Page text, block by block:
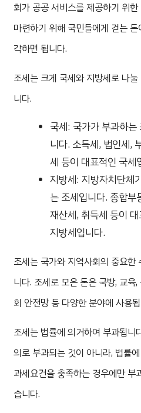
회가 공공 서비스를 제공하기 위한
마련하기 위해 국민들에게 걷는 돈
각하면 됩니다.
조세는 크게 국세와 지방세로 나
니다.
국세: 국가가 부과하는
니다. 소득세, 법인세,
세 등이 대표적인 국세
지방세: 지방자치단체
는 조세입니다. 종합부
재산세, 취득세 등이
지방세입니다.
조세는 국가와 지역사회의 중요한
니다. 조세로 모은 돈은 국방, 교육,
회 안전망 등 다양한 분야에 사용
조세는 법률에 의거하여 부과됩니
의로 부과되는 것이 아니라, 법률
과세요건을 충족하는 경우에만 부
습니다.